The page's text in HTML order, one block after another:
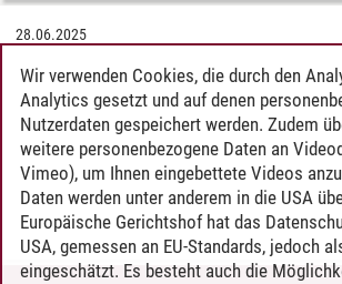
28.06.2025
Wir verwenden Cookies, die durch den
Analytics gesetzt und auf denen
Nutzerdaten gespeichert werden. Zudem
weitere personenbezogene Daten an
Vimeo), um Ihnen eingebettete Videos
Daten werden unter anderem in die USA
Europäische Gerichtshof hat das
USA, gemessen an EU-Standards, jedoch
eingeschätzt. Es besteht auch die